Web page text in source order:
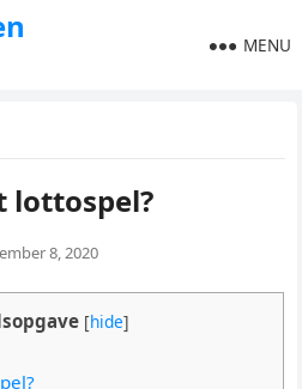
MENU
lottospel?
8, 2020
[hide]